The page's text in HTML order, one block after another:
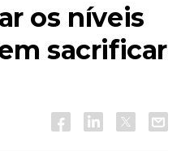
os níveis
sacrificar